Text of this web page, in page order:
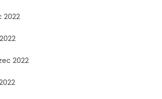
2022
2022